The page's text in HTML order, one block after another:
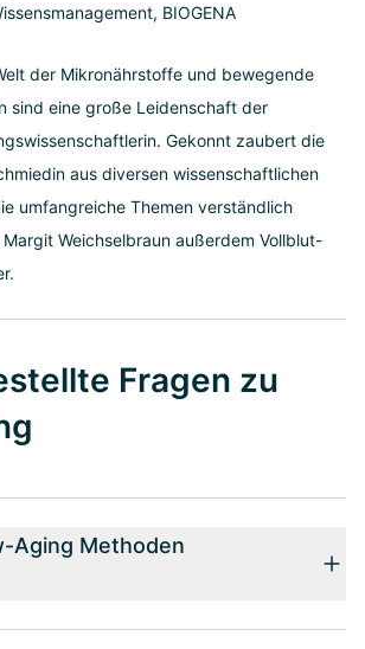
BIOGENA
der Mikronährstoffe und bewegende
sind eine große Leidenschaft der
Gekonnt zaubert die
aus diversen wissenschaftlichen
umfangreiche Themen verständlich
Weichselbraun außerdem Vollblut-
Fragen zu
Aging Methoden